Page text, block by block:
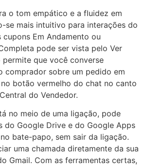
o tom empático e a fluidez em
se mais intuitivo para interações do
cupons Em Andamento ou
pode ser vista pelo Ver
permite que você converse
comprador sobre um pedido em
botão vermelho do chat no canto
do Vendedor.
no meio de uma ligação, pode
do Google Drive e do Google Apps
bate-papo, sem sair da ligação.
uma chamada diretamente da sua
Gmail. Com as ferramentas certas,